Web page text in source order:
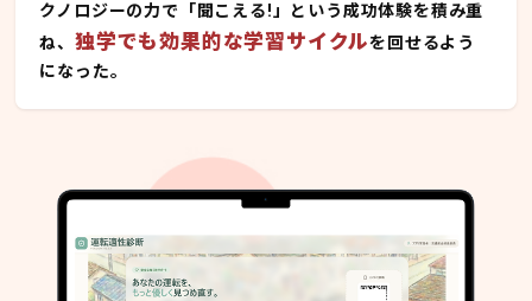
クノロジーの力で「聞こえる!」という成功体験を積み重
ね、独学でも効果的な学習サイクルを回せるよう
になった。